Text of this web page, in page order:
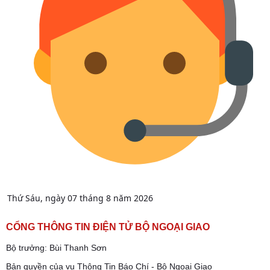
Thứ Sáu, ngày 07 tháng 8 năm 2026
CỔNG THÔNG TIN ĐIỆN TỬ BỘ NGOẠI GIAO
Bộ trưởng: Bùi Thanh Sơn
Bản quyền của vụ Thông Tin Báo Chí - Bộ Ngoại Giao